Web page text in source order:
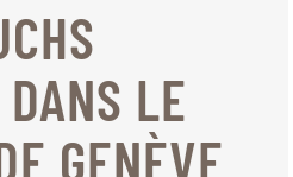
LE
GENÈVE